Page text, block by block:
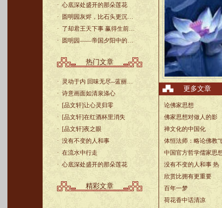
· 心底深处盛开的那朵莲花
·
圆明园灰烬，比石头更沉…
· 了却君王天下事 赢得生前…
·
圆明园——帝国夕阳中的…
热门文章
· 灵动于内 回味无尽--蓝丽…
· 诗意画面如清泉涤心
· [品文轩]让心灵归零
· [品文轩]在红酒杯里消失
· [品文轩]夜之眼
· 没有不变的人和事
· 在流水中行走
· 心底深处盛开的那朵莲花
精彩文章
更多文章
论佛家思想
佛家思想对做人的影
禅文化的中国化
体恒法师：略论佛教
中国官方哲学儒家思
没有不变的人和事热
欣赏比拥有更重要
百年一梦
荷花香中话清凉